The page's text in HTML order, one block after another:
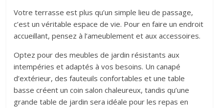
Votre terrasse est plus qu’un simple lieu de passage,
c’est un véritable espace de vie. Pour en faire un endroit
accueillant, pensez à l’ameublement et aux accessoires.
Optez pour des meubles de jardin résistants aux
intempéries et adaptés à vos besoins. Un canapé
d’extérieur, des fauteuils confortables et une table
basse créent un coin salon chaleureux, tandis qu’une
grande table de jardin sera idéale pour les repas en